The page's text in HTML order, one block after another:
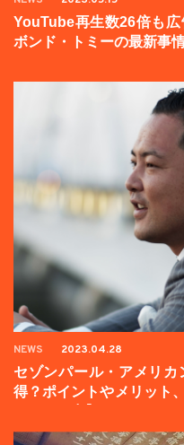
YouTube再生数26倍も
ボンド・トミーの最新事
NEWS 2023.04.28
セゾンパール・アメリ
得？ポイントやメリット